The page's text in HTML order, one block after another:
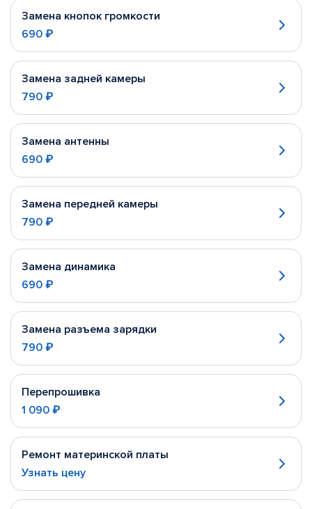
Замена кнопок громкости
690 ₽
Замена задней камеры
790 ₽
Замена антенны
690 ₽
Замена передней камеры
790 ₽
Замена динамика
690 ₽
Замена разъема зарядки
790 ₽
Перепрошивка
1 090 ₽
Ремонт материнской платы
Узнать цену